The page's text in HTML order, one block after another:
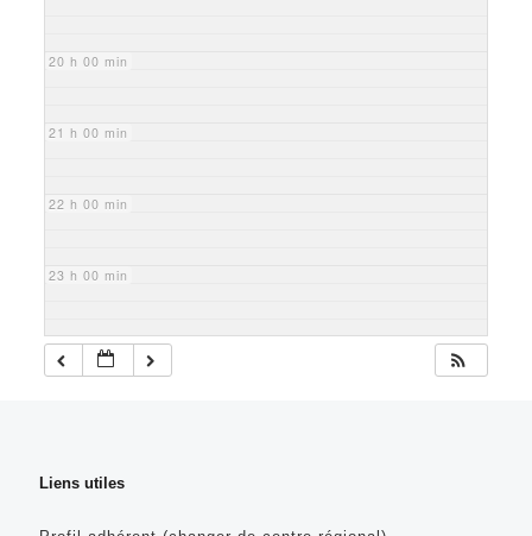
20 h 00 min
21 h 00 min
22 h 00 min
23 h 00 min
Liens utiles